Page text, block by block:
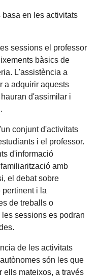
en les activitats
sessions el professor
bàsics de
L'assistència a
a adquirir aquests
d'assimilar i
conjunt d'activitats
i el professor.
d'informació
amb
el debat sobre
pertinent i la
de treballs o
sessions es podran
de les activitats
són les que
ells mateixos, a través